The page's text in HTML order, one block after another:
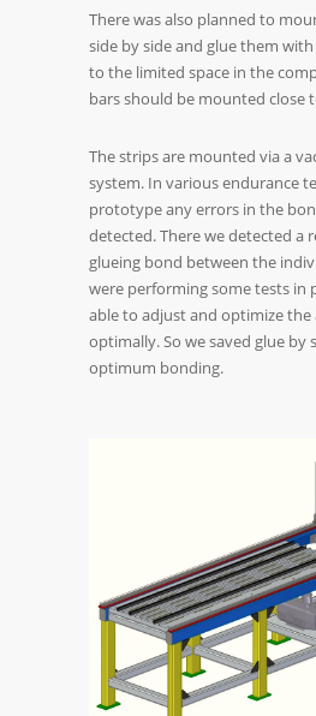
There was also planned to
side by side and glue them
to the limited space in the
bars should be mounted close
The strips are mounted via a
system. In various endurance
prototype any errors in the
detected. There we detected a
glueing bond between the
were performing some tests in
able to adjust and optimize
optimally. So we saved glue by
optimum bonding.